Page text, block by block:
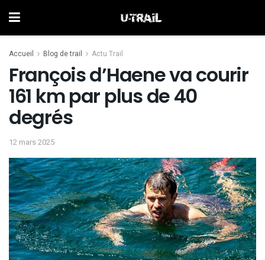
Accueil Blog de trail Actu Trail
François d’Haene va courir
161 km par plus de 40
degrés
12 mars 2025